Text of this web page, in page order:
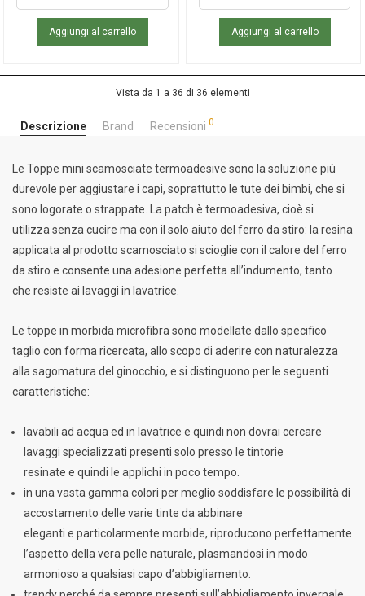
Aggiungi al carrello Aggiungi al carrello
Vista da 1 a 36 di 36 elementi
Descrizione Brand Recensioni 0
Le Toppe mini scamosciate termoadesive sono la soluzione più
durevole per aggiustare i capi, soprattutto le tute dei bimbi, che si
sono logorate o strappate. La patch è termoadesiva, cioè si
utilizza senza cucire ma con il solo aiuto del ferro da stiro: la resina
applicata al prodotto scamosciato si scioglie con il calore del ferro
da stiro e consente una adesione perfetta all’indumento, tanto
che resiste ai lavaggi in lavatrice.
Le toppe in morbida microfibra sono modellate dallo specifico
taglio con forma ricercata, allo scopo di aderire con naturalezza
alla sagomatura del ginocchio, e si distinguono per le seguenti
caratteristiche:
lavabili ad acqua ed in lavatrice e quindi non dovrai cercare
lavaggi specializzati presenti solo presso le tintorie
resinate e quindi le applichi in poco tempo.
in una vasta gamma colori per meglio soddisfare le possibilità di
accostamento delle varie tinte da abbinare
eleganti e particolarmente morbide, riproducono perfettamente
l’aspetto della vera pelle naturale, plasmandosi in modo
armonioso a qualsiasi capo d’abbigliamento.